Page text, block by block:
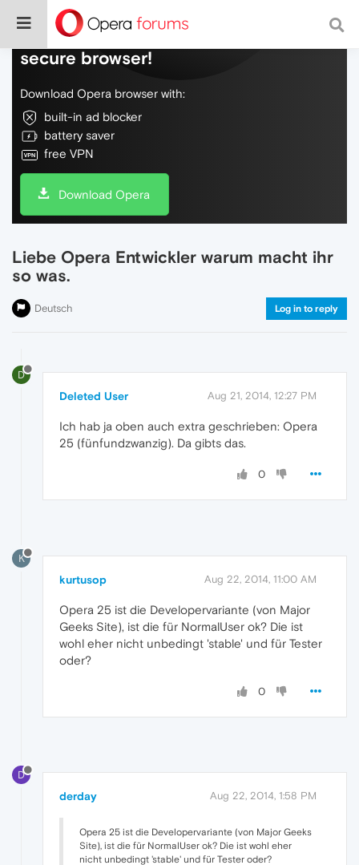
Do more on the web, with a fast and
secure browser!
Download Opera browser with:
built-in ad blocker
battery saver
free VPN
Download Opera
Liebe Opera Entwickler warum macht ihr
so was.
Deutsch Log in to reply
D
Deleted User Aug 21, 2014, 12:27 PM
Ich hab ja oben auch extra geschrieben: Opera
25 (fünfundzwanzig). Da gibts das.
0
K
kurtusop Aug 22, 2014, 11:00 AM
Opera 25 ist die Developervariante (von Major
Geeks Site), ist die für NormalUser ok? Die ist
wohl eher nicht unbedingt 'stable' und für Tester
oder?
0
D
derday Aug 22, 2014, 1:58 PM
Opera 25 ist die Developervariante (von Major Geeks
Site), ist die für NormalUser ok? Die ist wohl eher
nicht unbedingt 'stable' und für Tester oder?